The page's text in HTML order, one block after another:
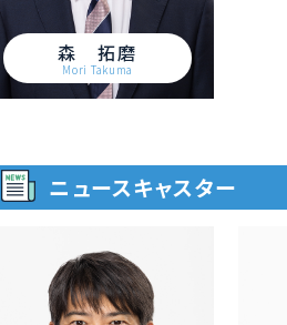
森 拓磨
Mori Takuma
ニュースキャスター